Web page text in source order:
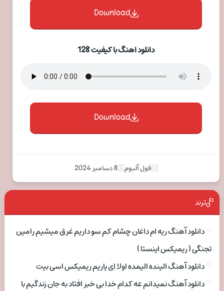
Download
دانلود اهنگ با کیفیت 128
Download
فول آلبوم 8 دسامبر 2024
ترند
دانلود آهنگ ریه ام داغان چشام کم سو داریم غرق میشیم رامین
تجنگی ( ریمیکس اینستا )
دانلود آهنگ الینده الیمده اولا ای یاریم ریمیکس اسی بیت
دانلود آهنگ نمیدانم عه کدام خدا بی خبر افتاد به جان زندگیم با